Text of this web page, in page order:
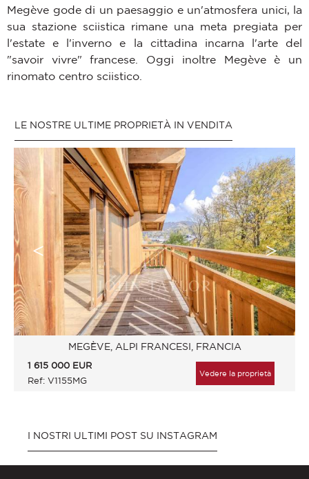
Megève gode di un paesaggio e un'atmosfera unici, la
sua stazione sciistica rimane una meta pregiata per
l'estate e l'inverno e la cittadina incarna l'arte del
"savoir vivre" francese. Oggi inoltre Megève è un
rinomato centro sciistico.
LE NOSTRE ULTIME PROPRIETÀ IN VENDITA
MEGÈVE, ALPI FRANCESI, FRANCIA
1 615 000 EUR
Ref: V1155MG
Vedere la proprietà
I NOSTRI ULTIMI POST SU INSTAGRAM